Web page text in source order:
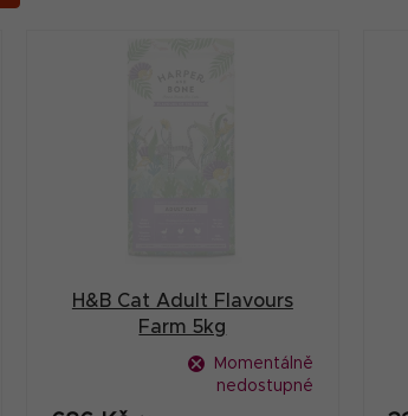
H&B Cat Adult Flavours
Farm 5kg
Momentálně
nedostupné